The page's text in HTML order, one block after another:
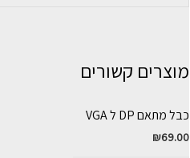
מוצרים קשורים
כבל מתאם DP ל VGA
₪69.00